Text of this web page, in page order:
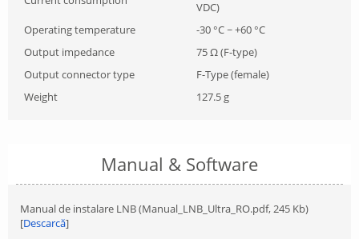
VDC)
Operating temperature
-30 °C ~ +60 °C
Output impedance
75 Ω (F-type)
Output connector type
F-Type (female)
Weight
127.5 g
Manual & Software
Manual de instalare LNB (Manual_LNB_Ultra_RO.pdf, 245 Kb)
[Descarcă]